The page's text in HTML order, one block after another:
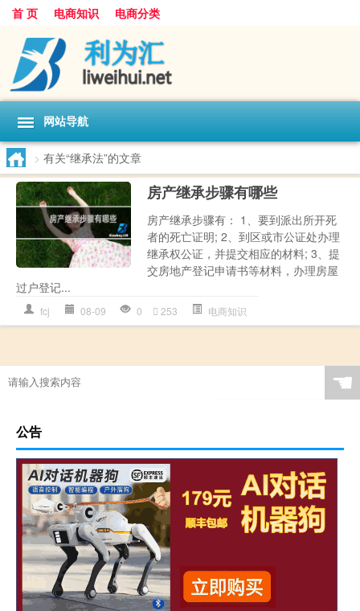
首 页 电商知识 电商分类
网站导航
> 有关“继承法”的文章
房产继承步骤有哪些
房产继承步骤有： 1、要到派出所开死
者的死亡证明; 2、到区或市公证处办理
继承权公证，并提交相应的材料; 3、提
交房地产登记申请书等材料，办理房屋
过户登记...
fcj 08-09 0 253 电商知识
☚
公告